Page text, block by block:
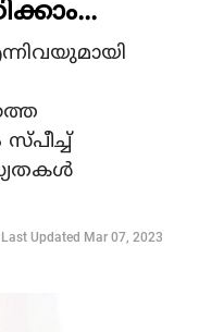
Last Updated Mar 07, 2023